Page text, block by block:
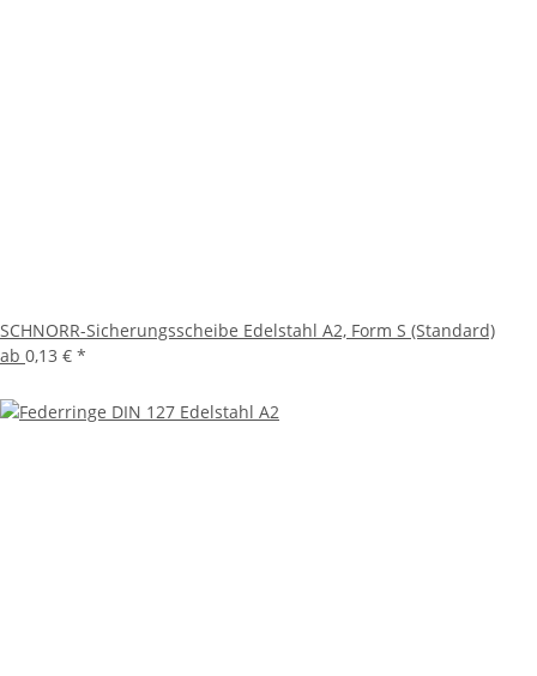
SCHNORR-Sicherungsscheibe Edelstahl A2, Form S (Standard)
ab 0,13 € *